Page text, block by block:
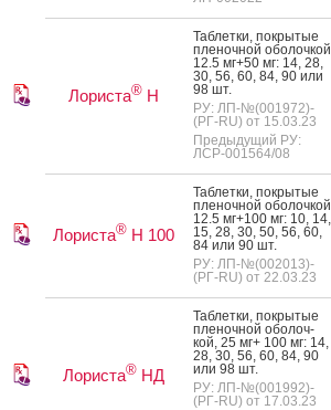
Лориста® Н
Таб­летки, пок­ры­тые
пле­ноч­ной обо­лоч­кой
12.5 мг+50 мг: 14, 28,
30, 56, 60, 84, 90 или
98 шт.
РУ: ЛП-№(001972)-
(РГ-RU) от 15.03.23
Предыдущий РУ:
ЛСР-001564/08
Лориста® Н 100
Таб­летки, пок­ры­тые
пле­ноч­ной обо­лоч­кой
12.5 мг+100 мг: 10, 14,
15, 28, 30, 50, 56, 60,
84 или 90 шт.
РУ: ЛП-№(002013)-
(РГ-RU) от 22.03.23
Лориста® НД
Таб­летки, пок­ры­тые
пле­ноч­ной обо­лоч­
кой, 25 мг+ 100 мг: 14,
28, 30, 56, 60, 84, 90
или 98 шт.
РУ: ЛП-№(001992)-
(РГ-RU) от 17.03.23